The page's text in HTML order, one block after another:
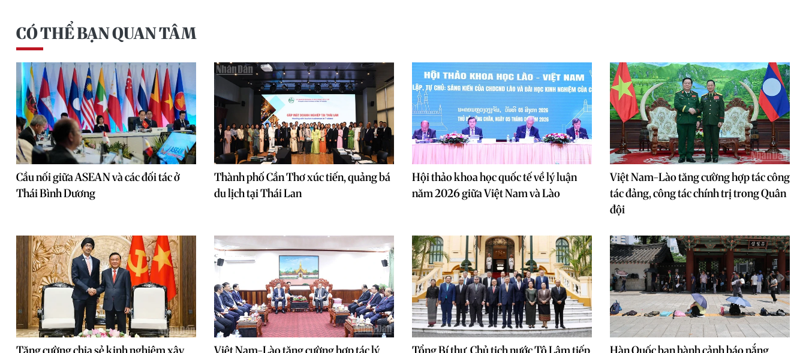
CÓ THỂ BẠN QUAN TÂM
Cầu nối giữa ASEAN và các đối tác ở
Thái Bình Dương
Thành phố Cần Thơ xúc tiến, quảng bá
du lịch tại Thái Lan
Hội thảo khoa học quốc tế về lý luận
năm 2026 giữa Việt Nam và Lào
Việt Nam-Lào tăng cường hợp tác công
tác đảng, công tác chính trị trong Quân
đội